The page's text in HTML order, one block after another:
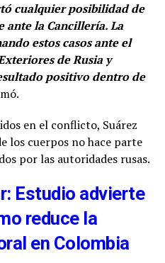
cualquier posibilidad de
ante la Cancillería. La
estos casos ante el
de Rusia y
positivo dentro de
en el conflicto, Suárez
los cuerpos no hace parte
por las autoridades rusas.
Estudio advierte
reduce la
en Colombia